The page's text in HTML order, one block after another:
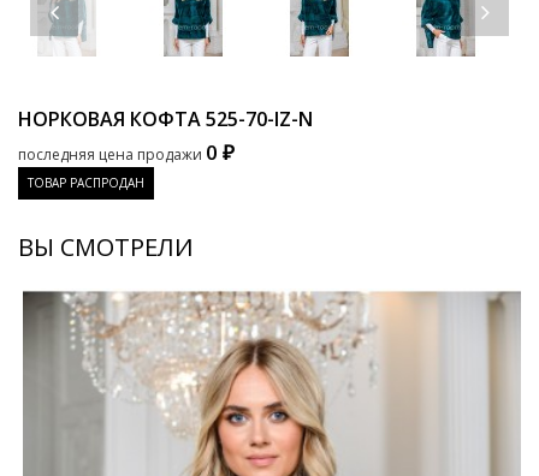
НОРКОВАЯ КОФТА525-70-IZ-N
последняя цена продажи 0 ₽
ТОВАР РАСПРОДАН
ВЫ СМОТРЕЛИ